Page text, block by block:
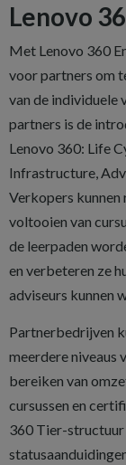
Lenovo
Met Lenovo 360
voor partners om
van de individuele
partners is de
Lenovo 360: Life
Infrastructure,
Verkopers kunnen
voltooien van
de leerpaden
en verbeteren ze
adviseurs kunnen
Partnerbedrijven
meerdere niveaus
bereiken van
cursussen en
360 Tier-structuur